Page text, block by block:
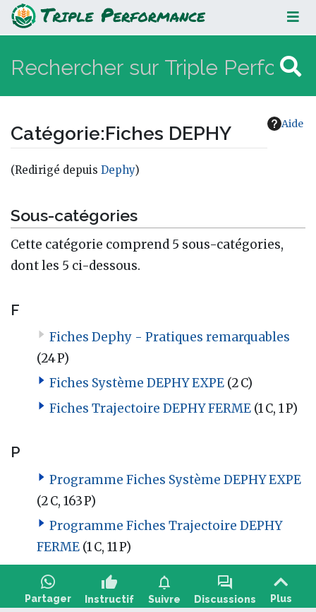
Fiches DEPHY
Aide
Catégorie:Fiches DEPHY
(Redirigé depuis Dephy)
Sous-catégories
Cette catégorie comprend 5 sous-catégories,
dont les 5 ci-dessous.
F
Fiches Dephy - Pratiques remarquables
(24 P)
Fiches Système DEPHY EXPE (2 C)
Fiches Trajectoire DEPHY FERME (1 C, 1 P)
P
Programme Fiches Système DEPHY EXPE
(2 C, 163 P)
Programme Fiches Trajectoire DEPHY
FERME (1 C, 11 P)
Partager
thumb_up
Instructif
notifications
Suivre
forum
Discussions Plus